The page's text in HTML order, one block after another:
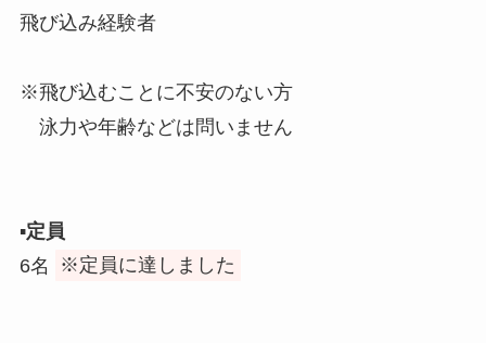
飛び込み経験者
※飛び込むことに不安のない方
泳力や年齢などは問いません
▪︎定員
6名
※定員に達しました